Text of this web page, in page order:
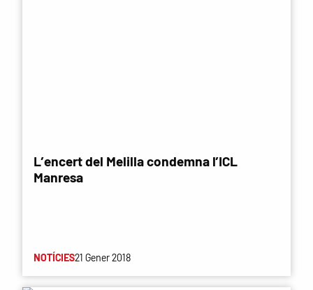
L’encert del Melilla condemna l’ICL
Manresa
NOTÍCIES21 Gener 2018